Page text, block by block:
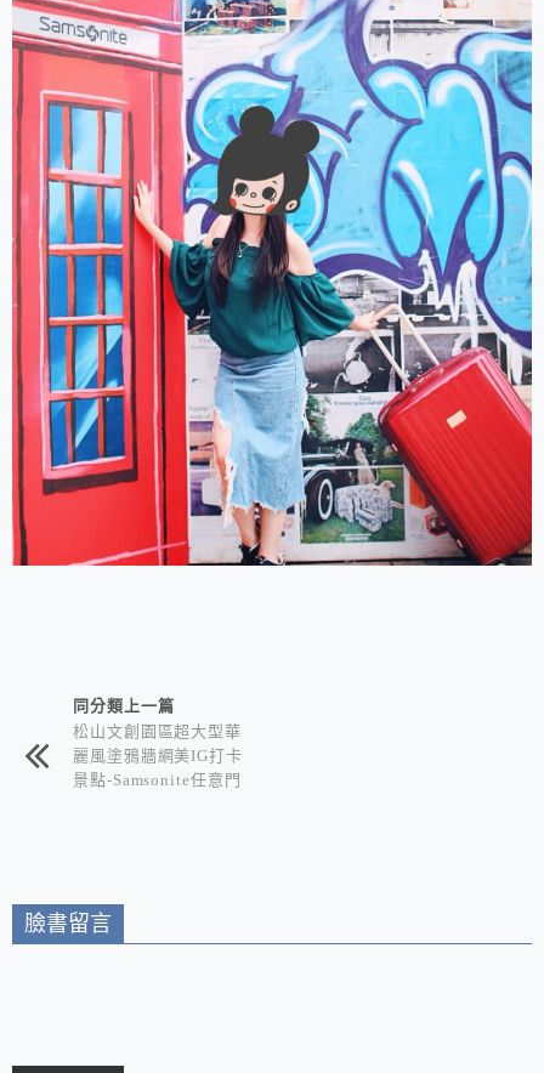
相連文章同分類上一篇
松山文創園區超大型華
麗風塗鴉牆網美IG打卡
景點-Samsonite任意門
臉書留言